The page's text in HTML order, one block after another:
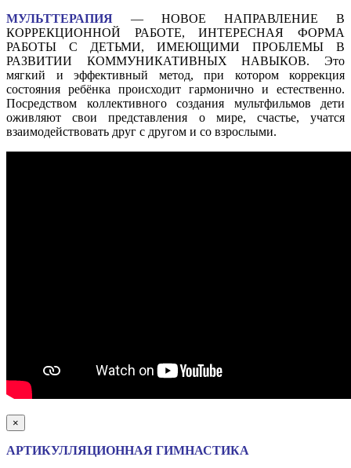
МУЛЬТТЕРАПИЯ — НОВОЕ НАПРАВЛЕНИЕ В
КОРРЕКЦИОННОЙ РАБОТЕ, ИНТЕРЕСНАЯ ФОРМА
РАБОТЫ С ДЕТЬМИ, ИМЕЮЩИМИ ПРОБЛЕМЫ В
РАЗВИТИИ КОММУНИКАТИВНЫХ НАВЫКОВ. Это
мягкий и эффективный метод, при котором коррекция
состояния ребёнка происходит гармонично и естественно.
Посредством коллективного создания мультфильмов дети
оживляют свои представления о мире, счастье, учатся
взаимодействовать друг с другом и со взрослыми.
×
АРТИКУЛЛЯЦИОННАЯ ГИМНАСТИКА